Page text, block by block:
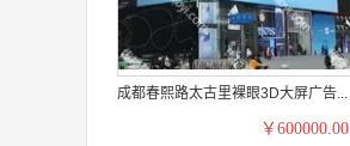
成都春熙路太古里裸眼3D大屏广告...
￥600000.00